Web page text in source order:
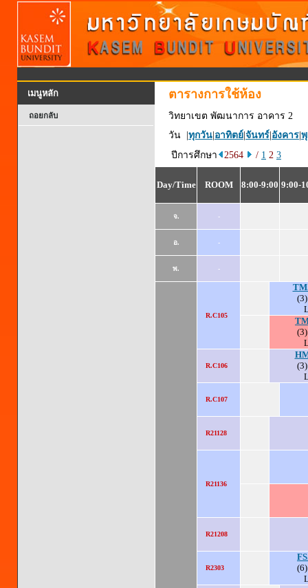
เมนูหลัก
ถอยกลับ
ตารางการใช้ห้อง
วิทยาเขต พัฒนาการ อาคาร 2
วัน | ทุกวัน อาทิตย์ จันทร์ อังคาร
ปีการศึกษา
2564 / 1 2 3
Day/Time ROOM 8:00-9:00 9:00-
จ. -
อ. -
พ. -
R.C105
R.C106
R.C107
R21128
R21136
R21208
R2303